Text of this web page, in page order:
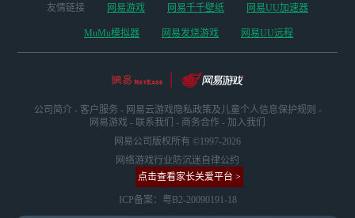
视等三种游戏方
即玩，非常便捷。
快来试试吧！
友情链接 网易游戏 网易千千壁纸 网易UU加速器
MuMu模拟器 网易发烧游戏 网易UU远程
公司简介 - 客户服务 - 网易云游戏隐私政策及儿童个人信息保护规则 -
网易游戏 - 联系我们 - 商务合作 - 加入我们
网易公司版权所有 ©1997-2026
网络游戏行业防沉迷自律公约
点击查看家长关爱平台 >
ICP备案：粤B2-20090191-18